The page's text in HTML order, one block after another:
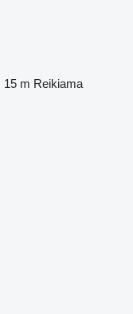
15 m Reikiama